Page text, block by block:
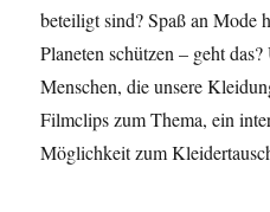
beteiligt sind? Spaß an Mode
Planeten schützen – geht
Menschen, die unsere
Filmclips zum Thema, ein
Möglichkeit zum